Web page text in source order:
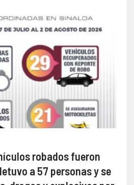
robados fueron
a 57 personas y se